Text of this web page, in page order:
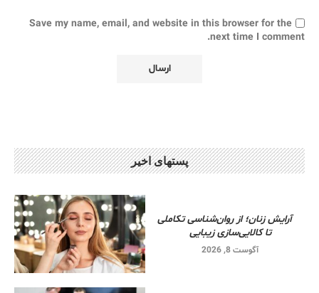
Save my name, email, and website in this browser for the
next time I comment.
پستهای اخیر
آرایش زنان؛ از روان‌شناسی تکاملی
تا کالایی‌سازی زیبایی
آگوست 8, 2026